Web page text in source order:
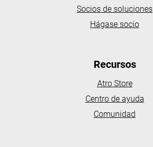
Socios de soluciones
Hágase socio
Recursos
Atro Store
Centro de ayuda
Comunidad